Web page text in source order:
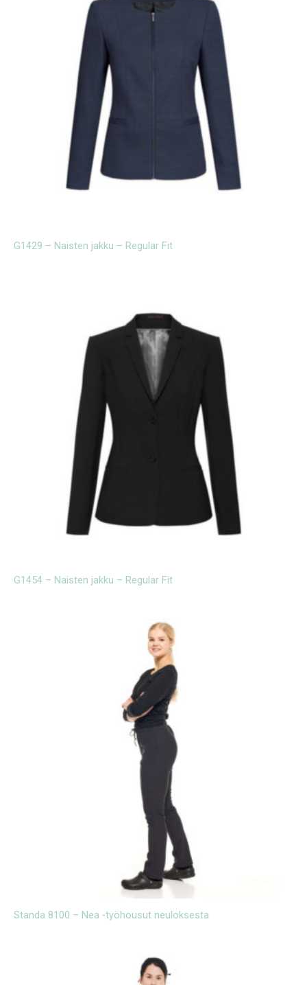
G1429 – Naisten jakku – Regular Fit
G1454 – Naisten jakku – Regular Fit
Standa 8100 – Nea -työhousut neuloksesta